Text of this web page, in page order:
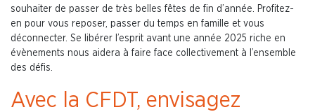
souhaiter de passer de très belles fêtes de fin d’année. Profitez-
en pour vous reposer, passer du temps en famille et vous
déconnecter. Se libérer l’esprit avant une année 2025 riche en
évènements nous aidera à faire face collectivement à l’ensemble
des défis.
Avec la CFDT, envisagez